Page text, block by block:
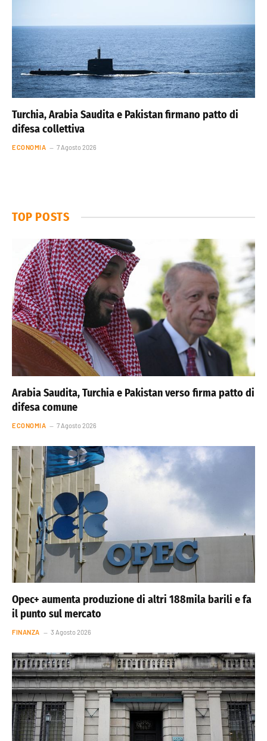
Turchia, Arabia Saudita e Pakistan firmano patto di
difesa collettiva
ECONOMIA 7 Agosto 2026
TOP POSTS
Arabia Saudita, Turchia e Pakistan verso firma patto di
difesa comune
ECONOMIA 7 Agosto 2026
Opec+ aumenta produzione di altri 188mila barili e fa
il punto sul mercato
FINANZA 3 Agosto 2026